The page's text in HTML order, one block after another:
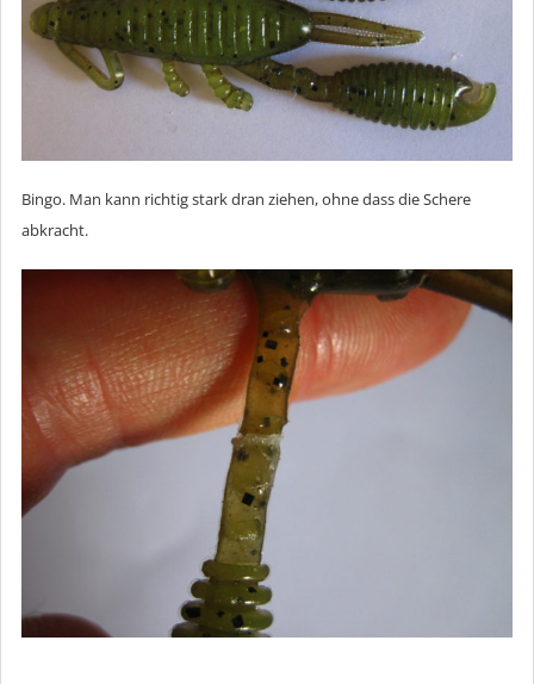
Bingo. Man kann richtig stark dran ziehen, ohne dass die Schere
abkracht.